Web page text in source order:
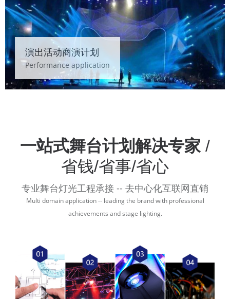
演出活动商演计划
Performance application
一站式舞台计划解决专家 /
省钱/省事/省心
专业舞台灯光工程承接 -- 去中心化互联网直销
Multi domain application -- leading the brand with professional
achievements and stage lighting.